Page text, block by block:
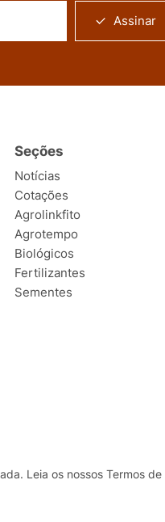
Assinar
Seções
Notícias
Cotações
Agrolinkfito
Agrotempo
Biológicos
Fertilizantes
Sementes
Leia os nossos Termos de